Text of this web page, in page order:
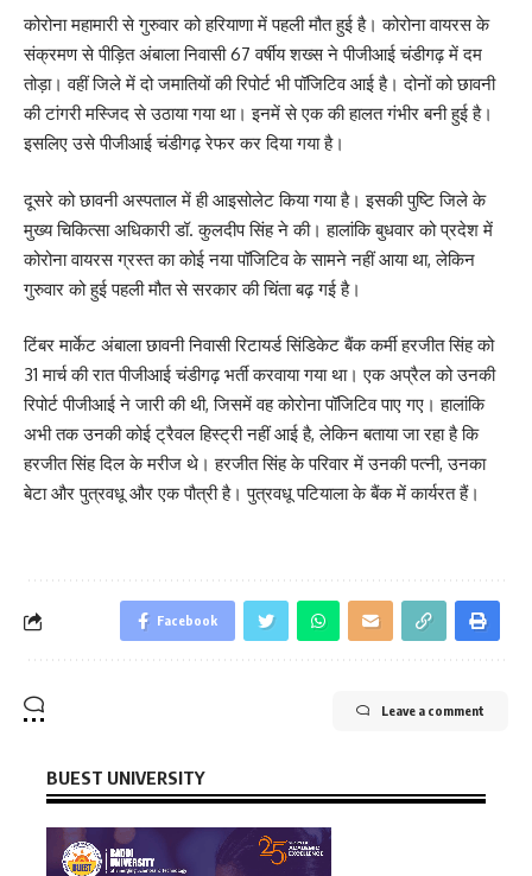
कोरोना महामारी से गुरुवार को हरियाणा में पहली मौत हुई है। कोरोना वायरस के
संक्रमण से पीड़ित अंबाला निवासी 67 वर्षीय शख्स ने पीजीआई चंडीगढ़ में दम
तोड़ा। वहीं जिले में दो जमातियों की रिपोर्ट भी पॉजिटिव आई है। दोनों को छावनी
की टांगरी मस्जिद से उठाया गया था। इनमें से एक की हालत गंभीर बनी हुई है।
इसलिए उसे पीजीआई चंडीगढ़ रेफर कर दिया गया है।
दूसरे को छावनी अस्पताल में ही आइसोलेट किया गया है। इसकी पुष्टि जिले के
मुख्य चिकित्सा अधिकारी डॉ. कुलदीप सिंह ने की। हालांकि बुधवार को प्रदेश में
कोरोना वायरस ग्रस्त का कोई नया पॉजिटिव के सामने नहीं आया था, लेकिन
गुरुवार को हुई पहली मौत से सरकार की चिंता बढ़ गई है।
टिंबर मार्केट अंबाला छावनी निवासी रिटायर्ड सिंडिकेट बैंक कर्मी हरजीत सिंह को
31 मार्च की रात पीजीआई चंडीगढ़ भर्ती करवाया गया था। एक अप्रैल को उनकी
रिपोर्ट पीजीआई ने जारी की थी, जिसमें वह कोरोना पॉजिटिव पाए गए। हालांकि
अभी तक उनकी कोई ट्रैवल हिस्ट्री नहीं आई है, लेकिन बताया जा रहा है कि
हरजीत सिंह दिल के मरीज थे। हरजीत सिंह के परिवार में उनकी पत्नी, उनका
बेटा और पुत्रवधू और एक पौत्री है। पुत्रवधू पटियाला के बैंक में कार्यरत हैं।
Facebook
Leave a comment
BUEST UNIVERSITY